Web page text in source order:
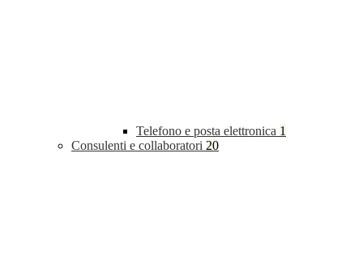
Telefono e posta elettronica 1
Consulenti e collaboratori 20